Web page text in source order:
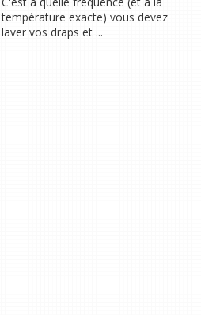
température exacte) vous devez
laver vos draps et ...